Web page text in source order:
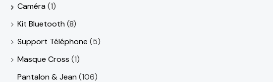
Caméra(1)
Kit Bluetooth(8)
Support Téléphone (5)
Masque Cross (1)
Pantalon & Jean(106)